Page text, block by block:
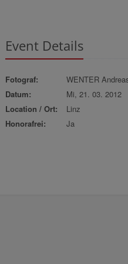
Event Details
Fotograf:
WENTER
Datum:
Mi, 21. 03. 2012
Location / Ort:
Linz
Honorafrei:
Ja